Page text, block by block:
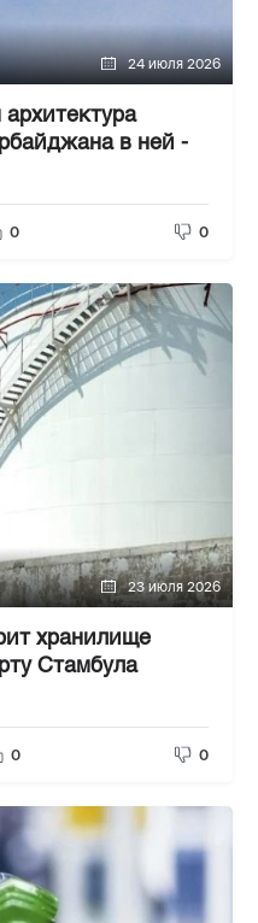
24 июля 2026
архитектура
в ней -
0 0
23 июля 2026
хранилище
Стамбула
0 0